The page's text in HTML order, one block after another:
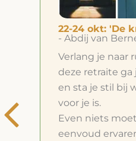
18-20 dec:
binnen'
Even lekker
Even niets
terug naar je
bent.
Je leert met